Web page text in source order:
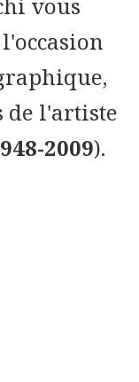
vous
de l'artiste
2009).